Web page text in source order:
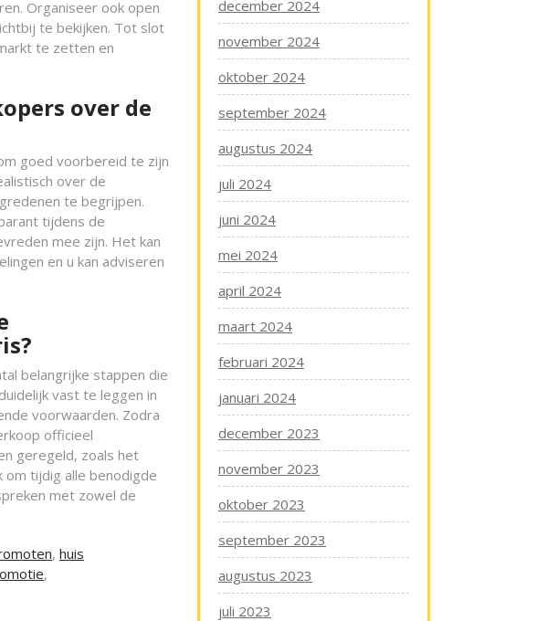
Organiseer ook open
te bekijken. Tot slot
te zetten en
over de
goed voorbereid te zijn
over de
te begrijpen.
tijdens de
mee zijn. Het kan
en u kan adviseren
belangrijke stappen die
vast te leggen in
voorwaarden. Zodra
officieel
geregeld, zoals het
tijdig alle benodigde
met zowel de
, huis
,
december 2024
november 2024
oktober 2024
september 2024
augustus 2024
juli 2024
juni 2024
mei 2024
april 2024
maart 2024
februari 2024
januari 2024
december 2023
november 2023
oktober 2023
september 2023
augustus 2023
juli 2023